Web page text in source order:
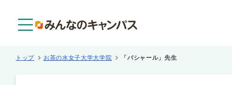
トップ お茶の水女子大学大学院 「バシャール」先生